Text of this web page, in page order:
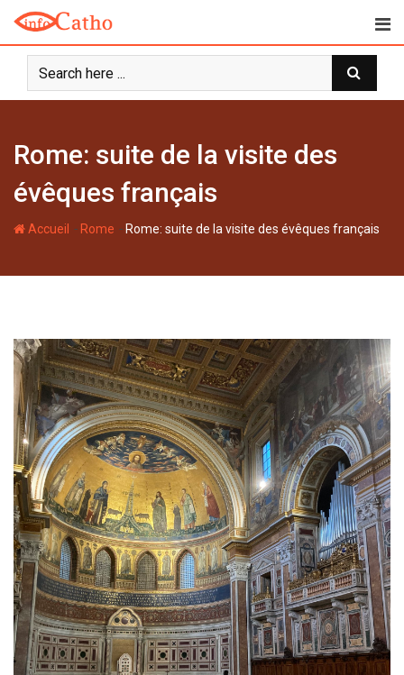
t
Rome: suite de la visite des
évêques français
Accueil - Rome - Rome: suite de la visite des évêques français